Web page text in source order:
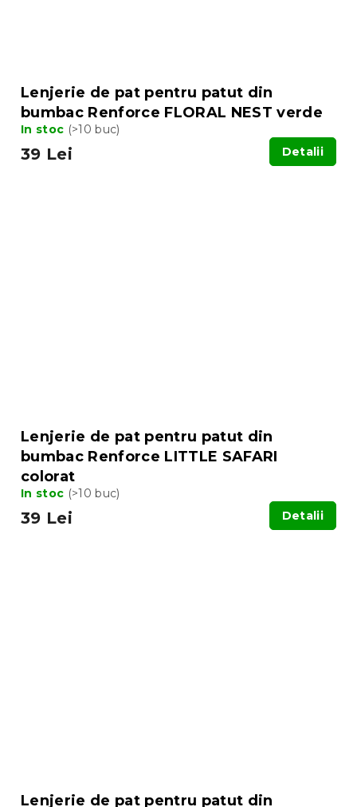
Lenjerie de pat pentru patut din
bumbac Renforce FLORAL NEST verde
In stoc (>10 buc)
39 Lei Detalii
Lenjerie de pat pentru patut din
bumbac Renforce LITTLE SAFARI
colorat
In stoc (>10 buc)
39 Lei Detalii
Lenjerie de pat pentru patut din